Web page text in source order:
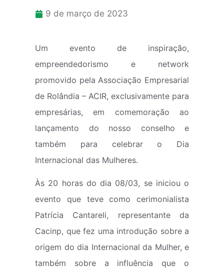
9 de março de 2023
Um evento de inspiração,
empreendedorismo e network
promovido pela Associação Empresarial
de Rolândia – ACIR, exclusivamente para
empresárias, em comemoração ao
lançamento do nosso conselho e
também para celebrar o Dia
Internacional das Mulheres.
Às 20 horas do dia 08/03, se iniciou o
evento que teve como cerimonialista
Patrícia Cantareli, representante da
Cacinp, que fez uma introdução sobre a
origem do dia Internacional da Mulher, e
também sobre a influência que o